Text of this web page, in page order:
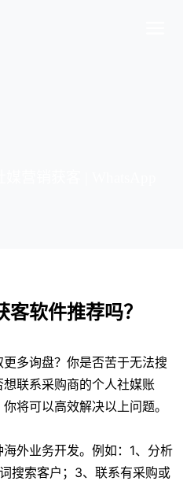
软件推荐吗？
多询盘？你是否苦于无法搜
联系采购商的个人社媒账
将可以高效解决以上问题。
外业务开发。例如：1、分析
搜索客户；3、联系有采购或